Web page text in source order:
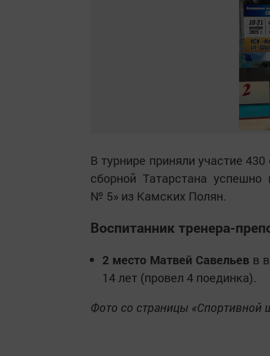
В турнире приняли участие
сборной Татарстана
№ 5» из Камских Полян.
Воспитанник тренера-
2 место Матвей Савельев в
14 лет (провел 4 поединка).
Фото со страницы